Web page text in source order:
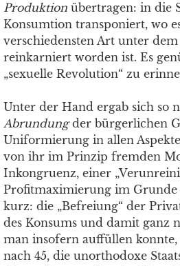
Produktion übertragen: in die
Konsumtion transponiert, wo
verschiedensten Art unter dem
reinkarniert worden ist. Es
„sexuelle Revolution“ zu
Unter der Hand ergab sich so
Abrundungder bürgerlichen
Uniformierung in allen
von ihr im Prinzip fremden
Inkongruenz, einer
Profitmaximierung im
kurz: die „Befreiung“ der
des Konsums und damit ganz
man insofern auffüllen konnte,
nach 45, die unorthodoxe